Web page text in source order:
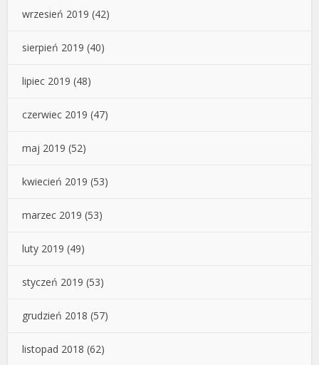
wrzesień 2019 (42)
sierpień 2019 (40)
lipiec 2019 (48)
czerwiec 2019 (47)
maj 2019 (52)
kwiecień 2019 (53)
marzec 2019 (53)
luty 2019 (49)
styczeń 2019 (53)
grudzień 2018 (57)
listopad 2018 (62)